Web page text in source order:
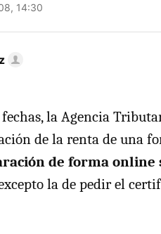
14:30
fechas, la Agencia
de la renta de una
de forma
la de pedir el